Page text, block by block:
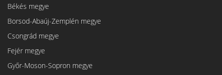
Békés megye
Borsod-Abaúj-Zemplén megye
Csongrád megye
Fejér megye
Győr-Moson-Sopron megye